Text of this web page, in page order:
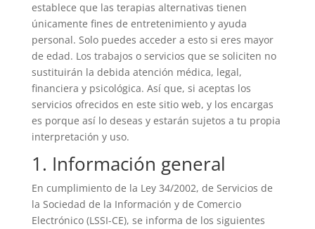
establece que las terapias alternativas tienen
únicamente fines de entretenimiento y ayuda
personal. Solo puedes acceder a esto si eres mayor
de edad. Los trabajos o servicios que se soliciten no
sustituirán la debida atención médica, legal,
financiera y psicológica. Así que, si aceptas los
servicios ofrecidos en este sitio web, y los encargas
es porque así lo deseas y estarán sujetos a tu propia
interpretación y uso.
1. Información general
En cumplimiento de la Ley 34/2002, de Servicios de
la Sociedad de la Información y de Comercio
Electrónico (LSSI-CE), se informa de los siguientes